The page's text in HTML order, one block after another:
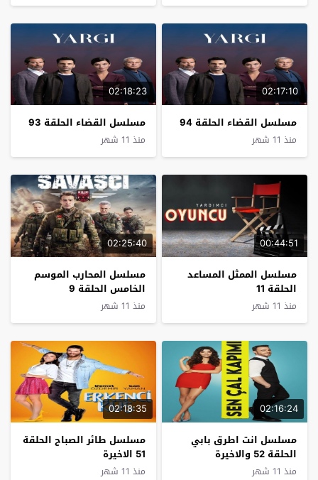
02:17:10
مسلسل القضاء الحلقة 94
منذ 11 شهر
02:18:23
مسلسل القضاء الحلقة 93
منذ 11 شهر
00:44:51
مسلسل الممثل المساعد
الحلقة 11
منذ 11 شهر
02:25:40
مسلسل المحارب الموسم
الخامس الحلقة 9
منذ 11 شهر
02:16:24
مسلسل انت اطرق بابي
الحلقة 52 والاخيرة
منذ 11 شهر
02:18:35
مسلسل طائر الصباح الحلقة
51 الاخيرة
منذ 11 شهر